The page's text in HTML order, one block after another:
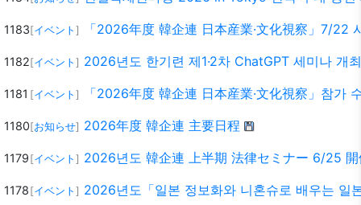
1183 [イベント ] 「2026年度 韓企連 日本産業·文化視察」7/22
1182 [イベント ] 2026년도 한기련 제1·2차 ChatGPT 세미나 개
1181 [イベント ] 「2026年度 韓企連 日本産業·文化視察」참가
1180 [お知らせ] 2026年度 韓企連 主要日程
1179 [イベント ] 2026년도 韓企連 上半期 法律セミナー 6/25
1178 [イベント ] 2026년도「일본 정보화와 니혼슈로 배우는 일